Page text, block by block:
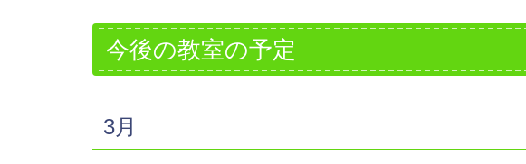
今後の教室の予定
3月